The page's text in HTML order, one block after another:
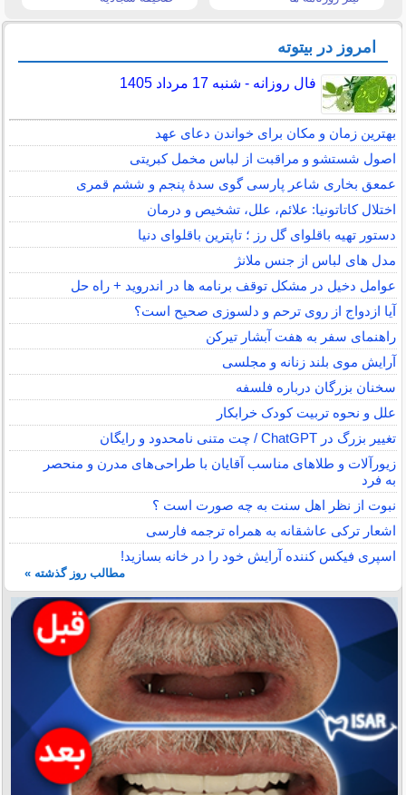
امروز در بیتوته
فال روزانه - شنبه 17 مرداد 1405
بهترین زمان و مکان برای خواندن دعای عهد
اصول شستشو و مراقبت از لباس مخمل کبریتی
عمعق بخاری شاعر پارسی گوی سدهٔ پنجم و ششم قمری
اختلال کاتاتونیا: علائم، علل، تشخیص و درمان
دستور تهیه باقلوای گل رز ؛ تاپترین باقلوای دنیا
مدل های لباس از جنس ملانژ
عوامل دخیل در مشکل توقف برنامه ها در اندروید + راه حل
آیا ازدواج از روی ترحم و دلسوزی صحیح است؟
راهنمای سفر به هفت آبشار تیرکن
آرایش موی بلند زنانه و مجلسی
سخنان بزرگان درباره فلسفه
علل و نحوه تربیت کودک خرابکار
تغییر بزرگ در ChatGPT / چت متنی نامحدود و رایگان
زیورآلات و طلاهای مناسب آقایان با طراحی‌های مدرن و منحصر
به فرد
نبوت از نظر اهل سنت به چه صورت است ؟
اشعار ترکی عاشقانه به همراه ترجمه فارسی
اسپری فیکس کننده آرایش خود را در خانه بسازید!
مطالب روز گذشته »